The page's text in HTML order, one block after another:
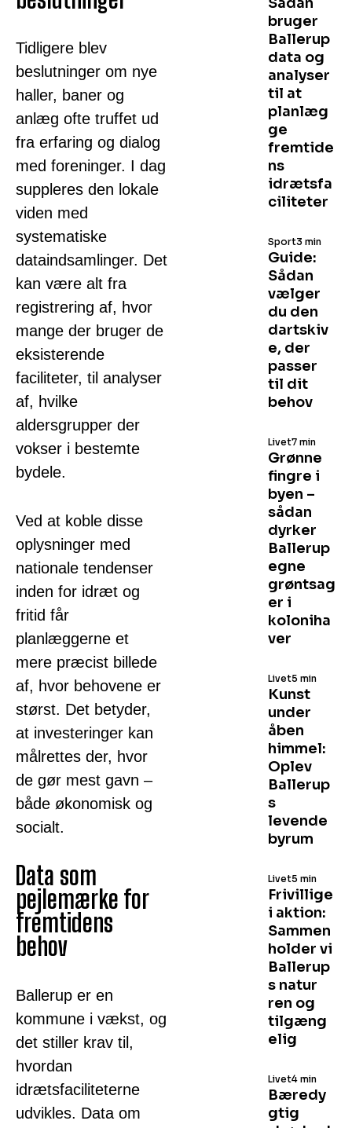
Tidligere blev
beslutninger om nye
haller, baner og
anlæg ofte truffet ud
fra erfaring og dialog
med foreninger. I dag
suppleres den lokale
viden med
systematiske
dataindsamlinger. Det
kan være alt fra
registrering af, hvor
mange der bruger de
eksisterende
faciliteter, til analyser
af, hvilke
aldersgrupper der
vokser i bestemte
bydele.
Ved at koble disse
oplysninger med
nationale tendenser
inden for idræt og
fritid får
planlæggerne et
mere præcist billede
af, hvor behovene er
størst. Det betyder,
at investeringer kan
målrettes der, hvor
de gør mest gavn –
både økonomisk og
socialt.
Data som
pejlemærke for
fremtidens
behov
Ballerup er en
kommune i vækst, og
det stiller krav til,
hvordan
idrætsfaciliteterne
udvikles. Data om
bruger
Ballerup
data og
analyser
til at
planlæg
ge
fremtide
ns
idrætsfa
ciliteter
Guide:
Sådan
vælger
du den
dartskiv
e, der
passer
til dit
behov
Sport3 min
Grønne
fingre i
byen –
sådan
dyrker
Ballerup
egne
grøntsag
er i
koloniha
ver
Livet7 min
Kunst
under
åben
himmel:
Oplev
Ballerup
s
levende
byrum
Livet5 min
Frivillige
i aktion:
Sammen
holder vi
Ballerup
s natur
ren og
tilgæng
elig
Livet5 min
Bæredy
gtig
Livet4 min